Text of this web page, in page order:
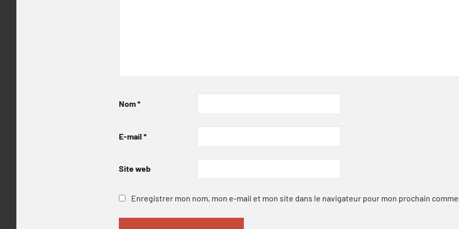
Nom*
E-mail *
Site web
Enregistrer mon nom, mon e-mail et mon site dans le navigateur pour mon prochain